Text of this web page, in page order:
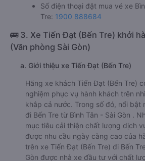
Số điện thoại đặt mua vé xe
Tre: 1900 888684
🚌 3. Xe Tiến Đạt (Bến Tre) khởi
(Văn phòng Sài Gòn)
a. Giới thiệu xe Tiến Đạt (Bến Tre)
Hãng xe khách Tiến Đạt (Bến Tre)
nghiệm phục vụ hành khách trên
khắp cả nước. Trong số đó, nổi bật
đi Bến Tre từ Bình Tân - Sài Gòn .
mục tiêu cải thiện chất lượng dịch
được nhu cầu ngày càng cao của
trên xe Tiến Đạt (Bến Tre) đi Bến
Gòn được nhà xe đầu tư với chất